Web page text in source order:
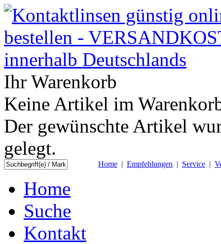
Ihr Warenkorb
Keine Artikel im
Der gewünschte Artikel
gelegt.
Home | Empfehlungen | Service |
Home
Suche
Kontakt